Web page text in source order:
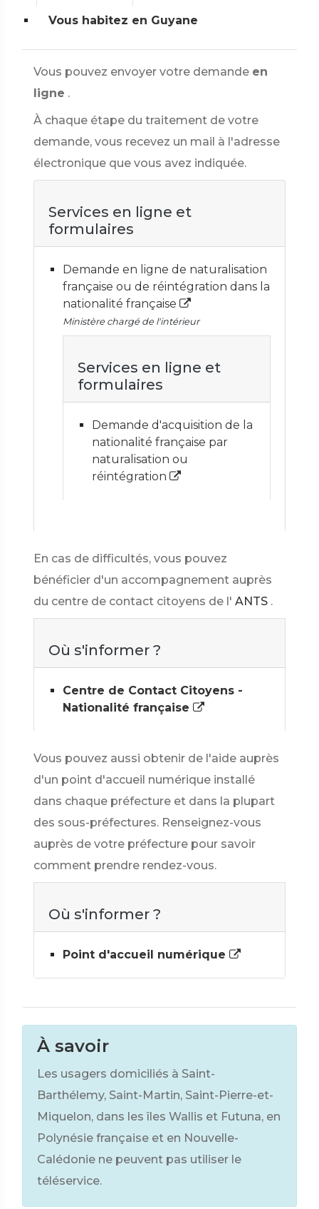
Vous habitez en Guyane
Vous pouvez envoyer votre demande en
ligne .
À chaque étape du traitement de votre
demande, vous recevez un mail à l'adresse
électronique que vous avez indiquée.
Services en ligne et
formulaires
Demande en ligne de naturalisation
française ou de réintégration dans la
nationalité française
Ministère chargé de l'intérieur
Services en ligne et
formulaires
Demande d'acquisition de la
nationalité française par
naturalisation ou
réintégration
En cas de difficultés, vous pouvez
bénéficier d'un accompagnement auprès
du centre de contact citoyens de l' ANTS .
Où s'informer ?
Centre de Contact Citoyens -
Nationalité française
Vous pouvez aussi obtenir de l'aide auprès
d'un point d'accueil numérique installé
dans chaque préfecture et dans la plupart
des sous-préfectures. Renseignez-vous
auprès de votre préfecture pour savoir
comment prendre rendez-vous.
Où s'informer ?
Point d'accueil numérique
À savoir
Les usagers domiciliés à Saint-
Barthélemy, Saint-Martin, Saint-Pierre-et-
Miquelon, dans les îles Wallis et Futuna, en
Polynésie française et en Nouvelle-
Calédonie ne peuvent pas utiliser le
téléservice.